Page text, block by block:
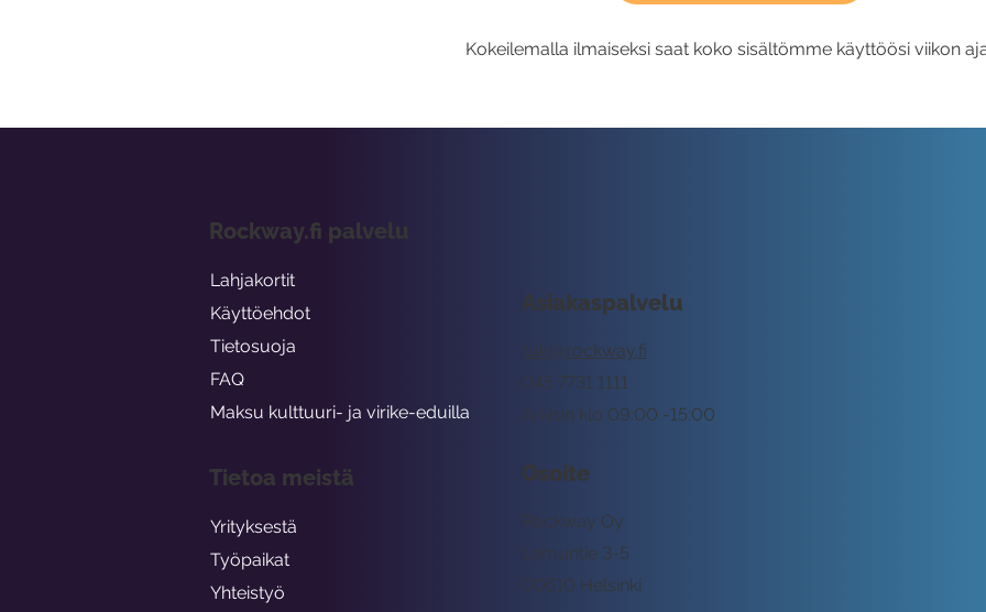
Kokeilemalla ilmaiseksi saat koko sisältömme käyttöösi viikon
Asiakaspalvelu
tuki@rockway.fi
Arkisin klo 09:00 -15:00
045 7731 1111
Osoite
Rockway Oy
Lemuntie 3-5
00510 Helsinki
Rockway.fi palvelu
Lahjakortit
Käyttöehdot
Tietosuoja
FAQ
Maksu kulttuuri- ja virike-eduilla
Tietoa meistä
Yrityksestä
Työpaikat
Yhteistyö